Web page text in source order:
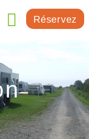
Réservez